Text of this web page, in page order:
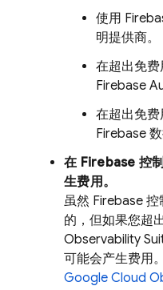
使用
明提供商。
在超出免
Firebase
在超出免
Firebase 数
在 Firebase 控
生费用。
虽然 Firebase 控
的，但如果您超
Observability
可能会产生费用
Google Cloud